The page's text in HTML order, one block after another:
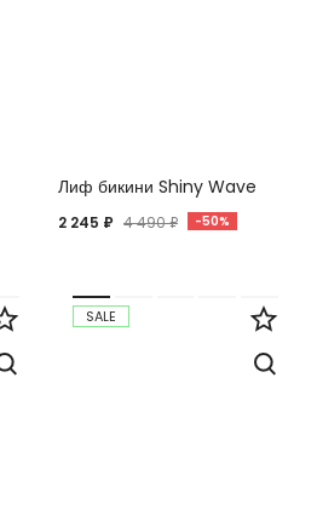
Лиф бикини Shiny Wave
2 245 ₽ 4 490 ₽ -50%
SALE